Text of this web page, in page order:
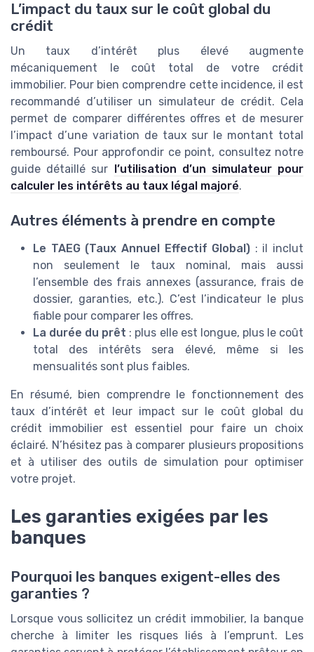
L’impact du taux sur le coût global du
crédit
Un taux d’intérêt plus élevé augmente
mécaniquement le coût total de votre crédit
immobilier. Pour bien comprendre cette incidence, il est
recommandé d’utiliser un simulateur de crédit. Cela
permet de comparer différentes offres et de mesurer
l’impact d’une variation de taux sur le montant total
remboursé. Pour approfondir ce point, consultez notre
guide détaillé sur
l’utilisation d’un simulateur pour
calculer les intérêts au taux légal majoré.
Autres éléments à prendre en compte
Le TAEG (Taux Annuel Effectif Global) : il inclut
non seulement le taux nominal, mais aussi
l’ensemble des frais annexes (assurance, frais de
dossier, garanties, etc.). C’est l’indicateur le plus
fiable pour comparer les offres.
La durée du prêt : plus elle est longue, plus le coût
total des intérêts sera élevé, même si les
mensualités sont plus faibles.
En résumé, bien comprendre le fonctionnement des
taux d’intérêt et leur impact sur le coût global du
crédit immobilier est essentiel pour faire un choix
éclairé. N’hésitez pas à comparer plusieurs propositions
et à utiliser des outils de simulation pour optimiser
votre projet.
Les garanties exigées par les
banques
Pourquoi les banques exigent-elles des
garanties ?
Lorsque vous sollicitez un crédit immobilier, la banque
cherche à limiter les risques liés à l’emprunt. Les